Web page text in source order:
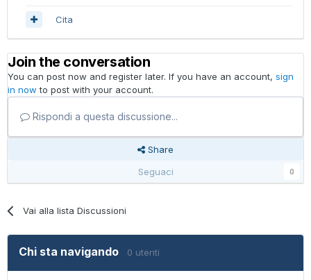
Cita
Join the conversation
You can post now and register later. If you have an account, sign
in now to post with your account.
Rispondi a questa discussione...
Share
Seguaci
0
Vai alla lista Discussioni
Chi sta navigando 0 utenti